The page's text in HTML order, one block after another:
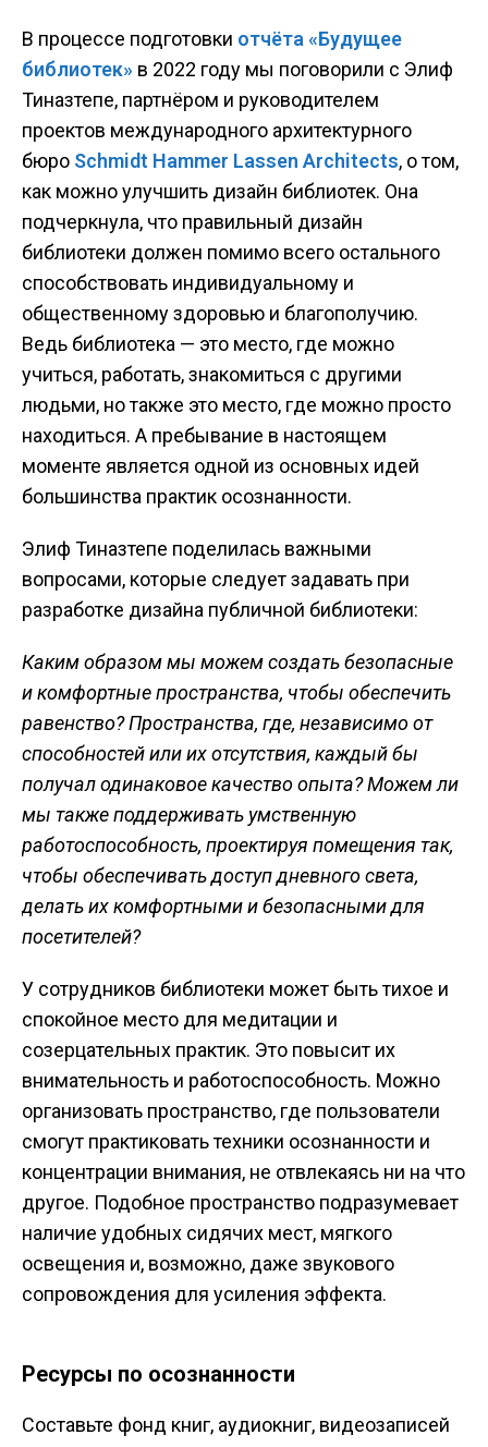
В процессе подготовки отчёта «Будущее
библиотек» в 2022 году мы поговорили с Элиф
Тиназтепе, партнёром и руководителем
проектов международного архитектурного
бюро Schmidt Hammer Lassen Architects, о том,
как можно улучшить дизайн библиотек. Она
подчеркнула, что правильный дизайн
библиотеки должен помимо всего остального
способствовать индивидуальному и
общественному здоровью и благополучию.
Ведь библиотека — это место, где можно
учиться, работать, знакомиться с другими
людьми, но также это место, где можно просто
находиться. А пребывание в настоящем
моменте является одной из основных идей
большинства практик осознанности.
Элиф Тиназтепе поделилась важными
вопросами, которые следует задавать при
разработке дизайна публичной библиотеки:
Каким образом мы можем создать безопасные
и комфортные пространства, чтобы обеспечить
равенство? Пространства, где, независимо от
способностей или их отсутствия, каждый бы
получал одинаковое качество опыта? Можем ли
мы также поддерживать умственную
работоспособность, проектируя помещения так,
чтобы обеспечивать доступ дневного света,
делать их комфортными и безопасными для
посетителей?
У сотрудников библиотеки может быть тихое и
спокойное место для медитации и
созерцательных практик. Это повысит их
внимательность и работоспособность. Можно
организовать пространство, где пользователи
смогут практиковать техники осознанности и
концентрации внимания, не отвлекаясь ни на что
другое. Подобное пространство подразумевает
наличие удобных сидячих мест, мягкого
освещения и, возможно, даже звукового
сопровождения для усиления эффекта.
Ресурсы по осознанности
Составьте фонд книг, аудиокниг, видеозаписей